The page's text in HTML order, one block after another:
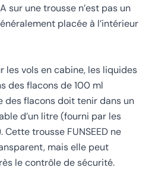
sur une trousse n’est pas un
placée à l’intérieur
les vols en cabine, les liquides
des flacons de 100 ml
des flacons doit tenir dans un
d’un litre (fourni par les
trousse FUNSEED ne
mais elle peut
le contrôle de sécurité.